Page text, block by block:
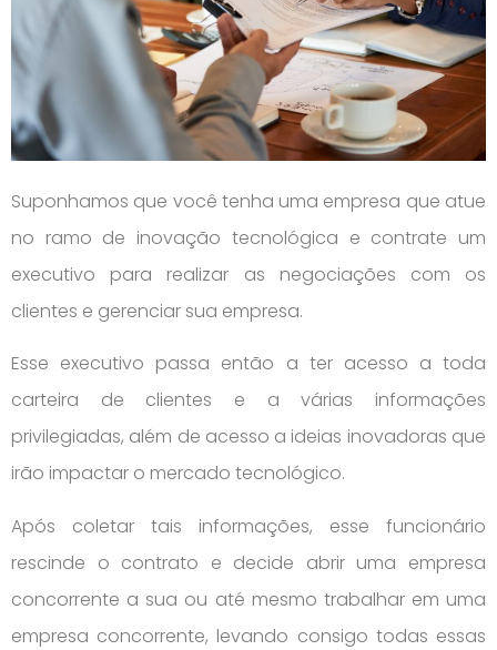
Suponhamos que você tenha uma empresa que atue
no ramo de inovação tecnológica e contrate um
executivo para realizar as negociações com os
clientes e gerenciar sua empresa.
Esse executivo passa então a ter acesso a toda
carteira de clientes e a várias informações
privilegiadas, além de acesso a ideias inovadoras que
irão impactar o mercado tecnológico.
Após coletar tais informações, esse funcionário
rescinde o contrato e decide abrir uma empresa
concorrente a sua ou até mesmo trabalhar em uma
empresa concorrente, levando consigo todas essas